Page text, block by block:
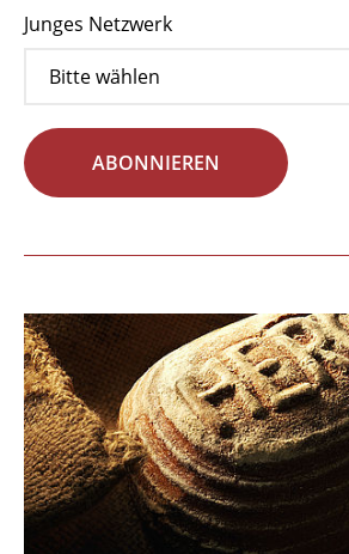
Junges Netzwerk
ABONNIEREN